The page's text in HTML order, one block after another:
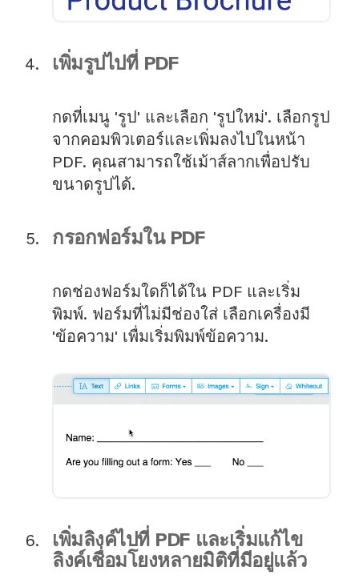
เพิ่มรูปไปที่ PDF
กดที่เมนู 'รูป' และเลือก 'รูปใหม่'. เลือกรูป
จากคอมพิวเตอร์และเพิ่มลงไปในหน้า
PDF. คุณสามารถใช้เม้าส์ลากเพื่อปรับ
ขนาดรูปได้.
กรอกฟอร์มใน PDF
กดช่องฟอร์มใดก็ได้ใน PDF และเริ่ม
พิมพ์. ฟอร์มที่ไม่มีช่องใส่ เลือกเครื่องมี
'ข้อความ' เพื่มเริ่มพิมพ์ข้อความ.
เพิ่มลิงค์ไปที่ PDF และเริ่มแก้ไข
ลิงค์เชื่อมโยงหลายมิติที่มีอยู่แล้ว